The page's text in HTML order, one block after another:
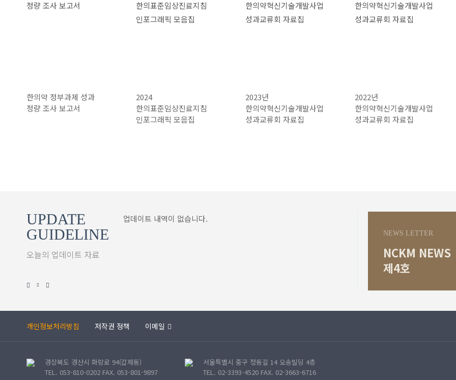
한의약 정부과제 성과
정량 조사 보고서
2024
한의표준임상진료지침
인포그래픽 모음집
2023년
한의약혁신기술개발사업
성과교류회 자료집
2022년
한의약혁신기술개발사업
성과교류회 자료집
UPDATE
GUIDELINE
오늘의 업데이트 자료
업데이트 내역이 없습니다.
NEWS LETTER
NCKM NEWS
제4호
개인정보처리방침 저작권 정책 이메일
경상북도 경산시 화랑로 94(갑제동)
TEL. 053-810-0202 FAX. 053-801-9897
서울특별시 중구 정동길 14 오송빌딩 4층
TEL. 02-3393-4520 FAX. 02-3663-6716